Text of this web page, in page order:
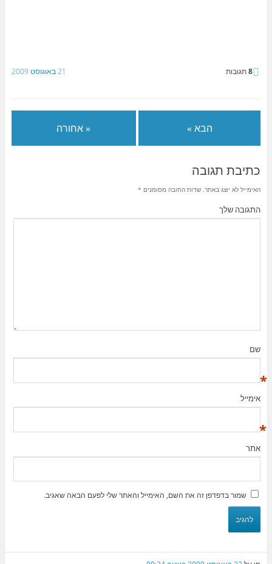
21 באוגוסט 2009 8תגובות
« אחורה הבא »
כתיבת תגובה
האימייל לא יוצג באתר.שדות החובה מסומנים *
התגובה שלך
שם
*
אימייל
*
אתר
שמור בדפדפן זה את השם, האימייל והאתר שלי לפעם הבאה שאגיב.